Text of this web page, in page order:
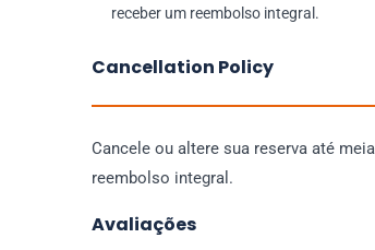
receber um reembolso integral.
Cancellation Policy
Cancele ou altere sua reserva até
reembolso integral.
Avaliações